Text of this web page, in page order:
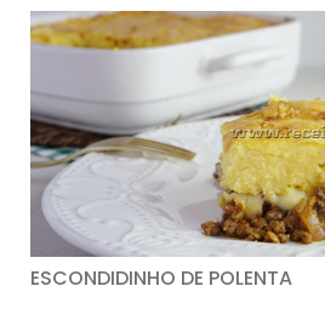
ESCONDIDINHO DE POLENTA